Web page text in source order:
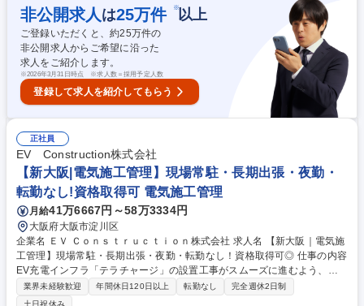
査、施工サポート、ポイント立会い 【案件情報】■工期：数日～10日程度
■金額：50万円～2,000万円 ■案件例：マンション、商業施設、コンビニ、
カーディーラー等 ■担当エリア：全国（東京・名古屋・大阪・広島・福
岡・沖縄に拠点あり）■出張：2～3日程度／長期出張なし 募集職種 【福岡
｜電気施工管理】現場常駐・長期出張・夜勤・転勤なし！資格取得可◎
非公開求人 は25万件 ※以上
ご登録いただくと、約25万件の
非公開求人からご希望に沿った
求人をご紹介します。
※2026年3月31日時点 ※求人数＝採用予定人数
登録して求人を紹介してもらう
正社員
EV Construction株式会社
【新大阪|電気施工管理】現場常駐・長期出張・夜勤・
転勤なし!資格取得可 電気施工管理
月給41万6667円～58万3334円
大阪府大阪市淀川区
企業名 ＥＶ Ｃｏｎｓｔｒｕｃｔｉｏｎ株式会社 求人名 【新大阪｜電気施
工管理】現場常駐・長期出張・夜勤・転勤なし！資格取得可◎ 仕事の内容
EV充電インフラ「テラチャージ」の設置工事がスムーズに進むよう、協
力会社様と一丸で、案件の全体管理および監理業務をご担当いただきま
す。工事は協力会社へ依頼するため、現場常駐･夜勤･長期出張は原則なし
業界未経験歓迎 年間休日120日以上 転勤なし
完全週休2日制
土日祝休み